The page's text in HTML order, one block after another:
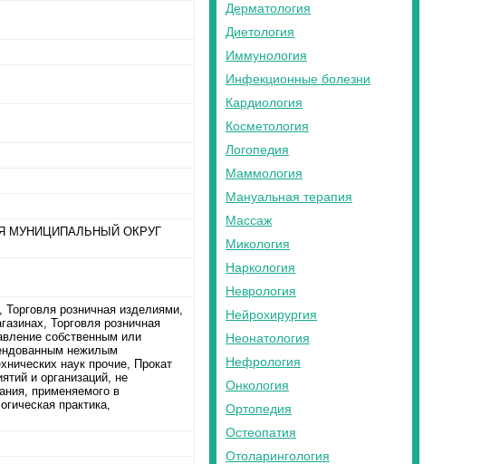
МУНИЦИПАЛЬНЫЙ ОКРУГ
розничная изделиями,
Торговля розничная
собственным или
нежилым
наук прочие, Прокат
и организаций, не
применяемого в
практика,
Дерматология
Диетология
Иммунология
Инфекционные болезни
Кардиология
Косметология
Логопедия
Маммология
Мануальная терапия
Массаж
Микология
Наркология
Неврология
Нейрохирургия
Неонатология
Нефрология
Онкология
Ортопедия
Остеопатия
Отоларингология